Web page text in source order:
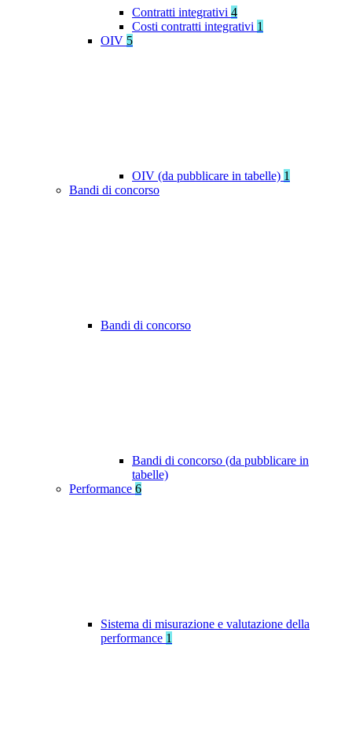
Contratti integrativi 4
Costi contratti integrativi 1
OIV 5
OIV (da pubblicare in tabelle) 1
Bandi di concorso
Bandi di concorso
Bandi di concorso (da pubblicare in
tabelle)
Performance 6
Sistema di misurazione e valutazione della
performance 1